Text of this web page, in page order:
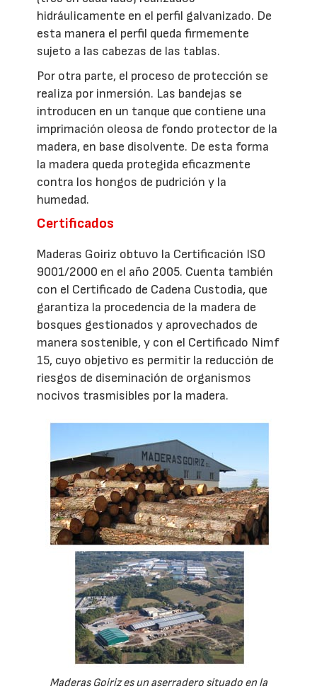
hidráulicamente en el perfil galvanizado. De
esta manera el perfil queda firmemente
sujeto a las cabezas de las tablas.
Por otra parte, el proceso de protección se
realiza por inmersión. Las bandejas se
introducen en un tanque que contiene una
imprimación oleosa de fondo protector de la
madera, en base disolvente. De esta forma
la madera queda protegida eficazmente
contra los hongos de pudrición y la
humedad.
Certificados
Maderas Goiriz obtuvo la Certificación ISO
9001/2000 en el año 2005. Cuenta también
con el Certificado de Cadena Custodia, que
garantiza la procedencia de la madera de
bosques gestionados y aprovechados de
manera sostenible, y con el Certificado Nimf
15, cuyo objetivo es permitir la reducción de
riesgos de diseminación de organismos
nocivos trasmisibles por la madera.
Maderas Goiriz es un aserradero situado en la